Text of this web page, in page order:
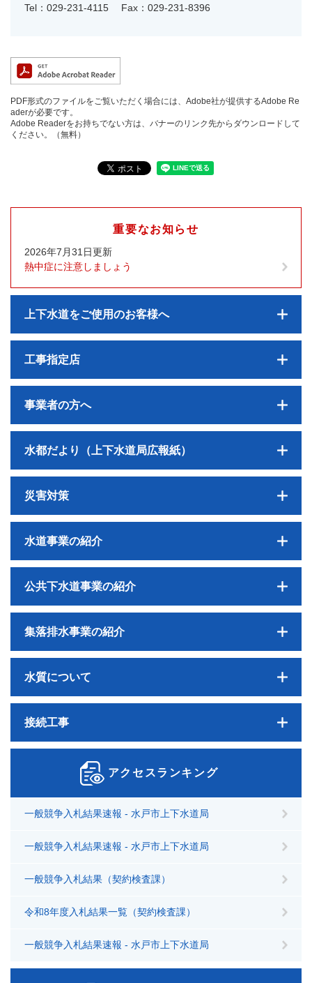
Tel：029-231-4115
Fax：029-231-8396
PDF形式のファイルをご覧いただく場合には、Adobe社が提供するAdobe Re
aderが必要です。
Adobe Readerをお持ちでない方は、バナーのリンク先からダウンロードして
ください。（無料）
重要なお知らせ
2026年7月31日更新
熱中症に注意しましょう
上下水道をご使用のお客様へ
工事指定店
事業者の方へ
水都だより（上下水道局広報紙）
災害対策
水道事業の紹介
公共下水道事業の紹介
集落排水事業の紹介
水質について
接続工事
アクセスランキング
一般競争入札結果速報 - 水戸市上下水道局
一般競争入札結果速報 - 水戸市上下水道局
一般競争入札結果（契約検査課）
令和8年度入札結果一覧（契約検査課）
一般競争入札結果速報 - 水戸市上下水道局